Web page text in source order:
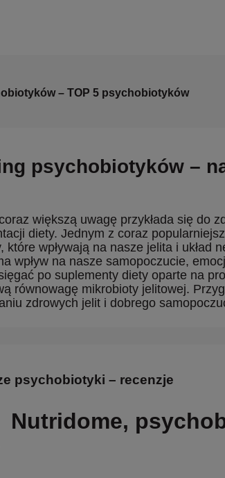
– TOP 5 psychobiotyków
psychobiotyków –
większą uwagę przykłada się do
diety. Jednym z coraz
które wpływają na nasze jelita i
wpływ na nasze samopoczucie,
po suplementy diety oparte na
równowagę mikrobioty jelitowej.
zdrowych jelit i dobrego
psychobiotyki – recenzje
Nutridome,